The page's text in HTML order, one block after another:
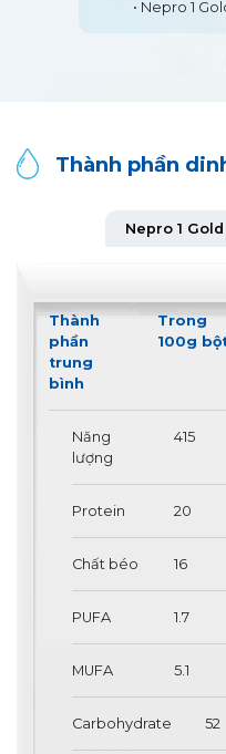
• Nepro 1
Thành phần
Thành
phần
trung
bình
Trong
100g
Năng
lượng
415
Protein 20
Chất béo 16
PUFA 1.7
MUFA 5.1
Carbohydrate 52
Nepro 1 Gold